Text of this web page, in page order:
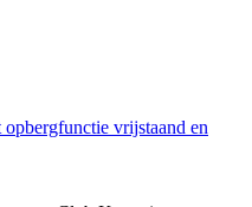
vrijstaand en